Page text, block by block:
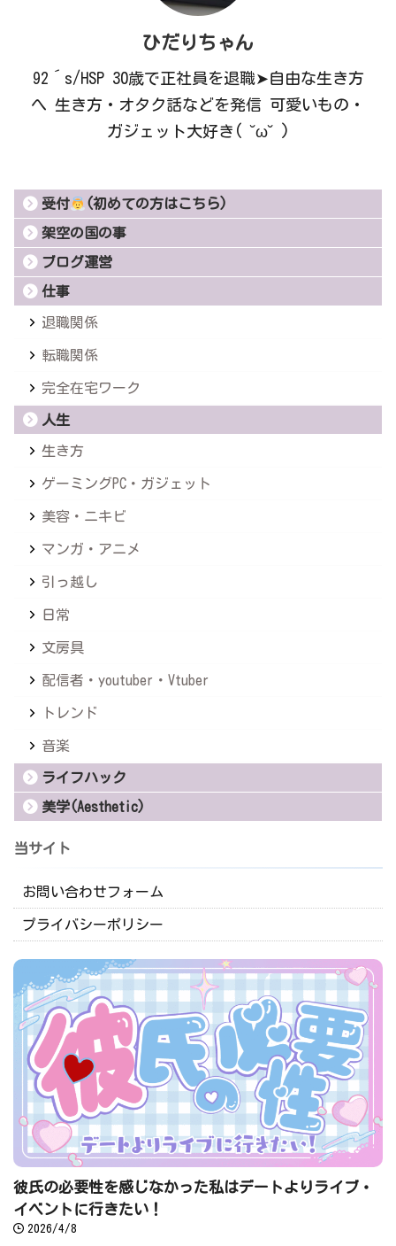
ひだりちゃん
92´s/HSP 30歳で正社員を退職➤自由な生き方
へ 生き方・オタク話などを発信 可愛いもの・
ガジェット大好き( ˘ω˘ )
受付 (初めての方はこちら)
架空の国の事
ブログ運営
仕事
退職関係
転職関係
完全在宅ワーク
人生
生き方
ゲーミングPC・ガジェット
美容・ニキビ
マンガ・アニメ
引っ越し
日常
文房具
配信者・youtuber・Vtuber
トレンド
音楽
ライフハック
美学(Aesthetic)
当サイト
お問い合わせフォーム
プライバシーポリシー
彼氏の必要性を感じなかった私はデートよりライブ・
イベントに行きたい！
2026/4/8